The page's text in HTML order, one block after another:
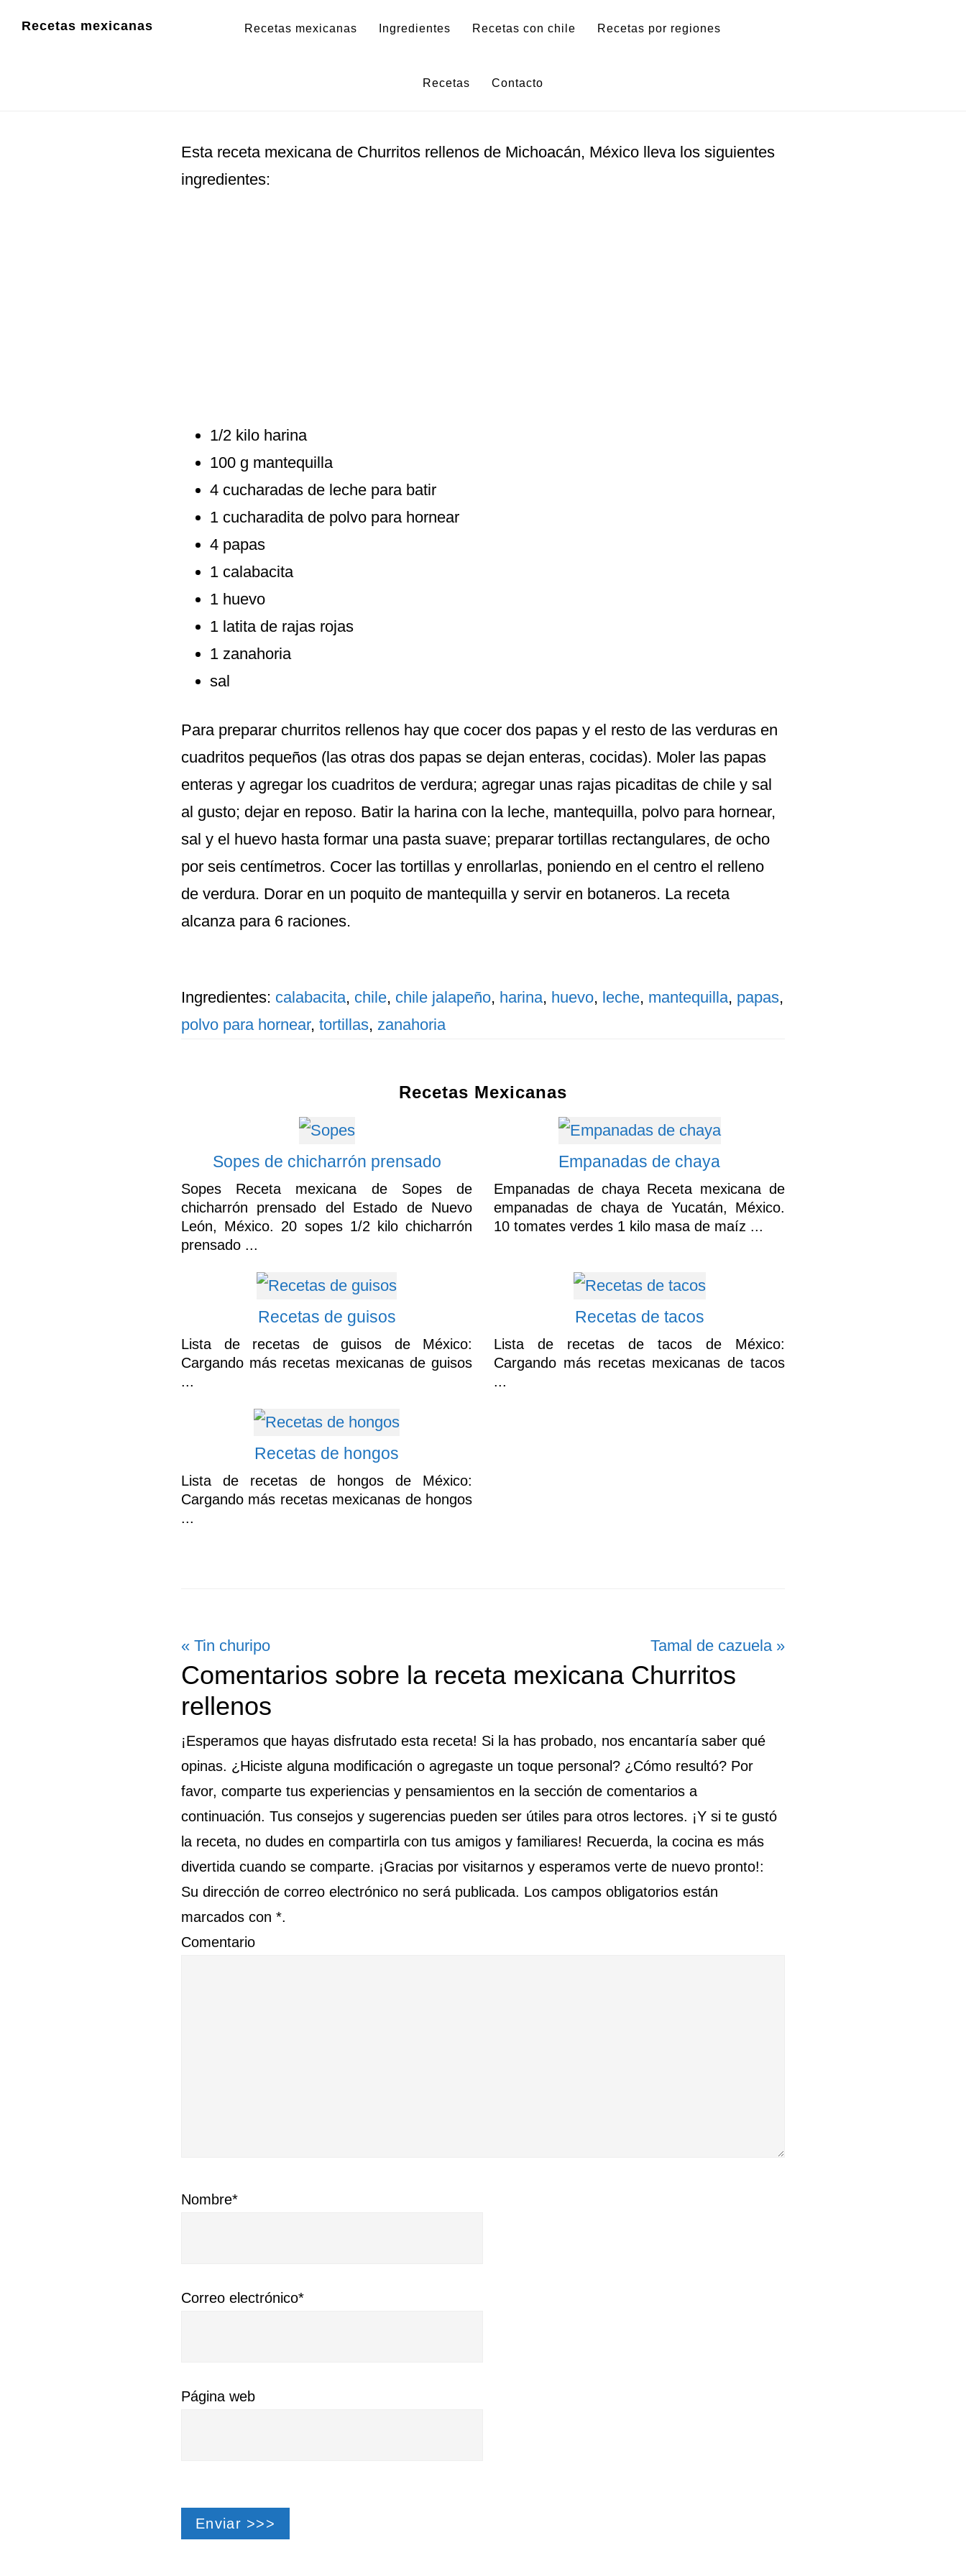
Recetas mexicanas Recetas mexicanas Ingredientes Recetas con chile Recetas por regiones
Recetas Contacto
Churritos rellenos
Esta receta mexicana de Churritos rellenos de Michoacán, México lleva los siguientes
ingredientes:
1/2 kilo harina
100 g mantequilla
4 cucharadas de leche para batir
1 cucharadita de polvo para hornear
4 papas
1 calabacita
1 huevo
1 latita de rajas rojas
1 zanahoria
sal
Para preparar churritos rellenos hay que cocer dos papas y el resto de las verduras en
cuadritos pequeños (las otras dos papas se dejan enteras, cocidas). Moler las papas
enteras y agregar los cuadritos de verdura; agregar unas rajas picaditas de chile y sal
al gusto; dejar en reposo. Batir la harina con la leche, mantequilla, polvo para hornear,
sal y el huevo hasta formar una pasta suave; preparar tortillas rectangulares, de ocho
por seis centímetros. Cocer las tortillas y enrollarlas, poniendo en el centro el relleno
de verdura. Dorar en un poquito de mantequilla y servir en botaneros. La receta
alcanza para 6 raciones.
Ingredientes: calabacita, chile, chile jalapeño, harina, huevo, leche, mantequilla, papas,
polvo para hornear, tortillas, zanahoria
Recetas Mexicanas
Sopes de chicharrón prensado
Sopes Receta mexicana de Sopes de
chicharrón prensado del Estado de Nuevo
León, México. 20 sopes 1/2 kilo chicharrón
prensado ...
Empanadas de chaya
Empanadas de chaya Receta mexicana de
empanadas de chaya de Yucatán, México.
10 tomates verdes 1 kilo masa de maíz ...
Recetas de guisos
Lista de recetas de guisos de México:
Cargando más recetas mexicanas de guisos
...
Recetas de tacos
Lista de recetas de tacos de México:
Cargando más recetas mexicanas de tacos
...
Recetas de hongos
Lista de recetas de hongos de México:
Cargando más recetas mexicanas de hongos
...
Entrada
anterior:
« Tin churipo
Siguiente
entrada:
Tamal de cazuela »
Interacciones
con
los
lectores
Comentarios sobre la receta mexicana Churritos
rellenos
¡Esperamos que hayas disfrutado esta receta! Si la has probado, nos encantaría saber qué
opinas. ¿Hiciste alguna modificación o agregaste un toque personal? ¿Cómo resultó? Por
favor, comparte tus experiencias y pensamientos en la sección de comentarios a
continuación. Tus consejos y sugerencias pueden ser útiles para otros lectores. ¡Y si te gustó
la receta, no dudes en compartirla con tus amigos y familiares! Recuerda, la cocina es más
divertida cuando se comparte. ¡Gracias por visitarnos y esperamos verte de nuevo pronto!:
Su dirección de correo electrónico no será publicada. Los campos obligatorios están
marcados con *.
Comentario
Nombre*
Correo electrónico*
Página web